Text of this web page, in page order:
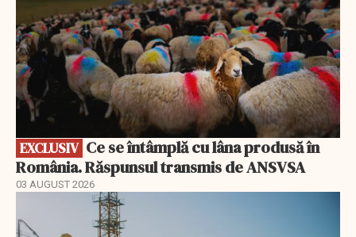
EXCLUSIV
România. Răspunsul transmis de ANSVSA
03 AUGUST 2026